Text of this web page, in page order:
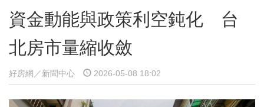
資金動能與政策利空鈍化 台
北房市量縮收斂
好房網／新聞中心 2026-05-08 18:02